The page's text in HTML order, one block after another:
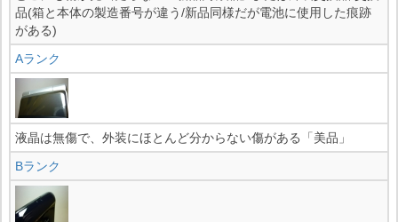
品(箱と本体の製造番号が違う/新品同様だが電池に使用した痕跡
がある)
Aランク
液晶は無傷で、外装にほとんど分からない傷がある「美品」
Bランク